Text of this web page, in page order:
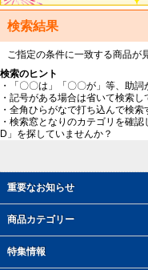
重要なお知らせ
商品カテゴリー
特集情報
検索結果
ご指定の条件に一致する商品が
検索のヒント
・「〇〇は」「〇〇が」等、助
・記号がある場合は省いて検索し
・全角ひらがなで打ち込んで検索
・検索窓となりのカテゴリを確
D」を探していませんか？